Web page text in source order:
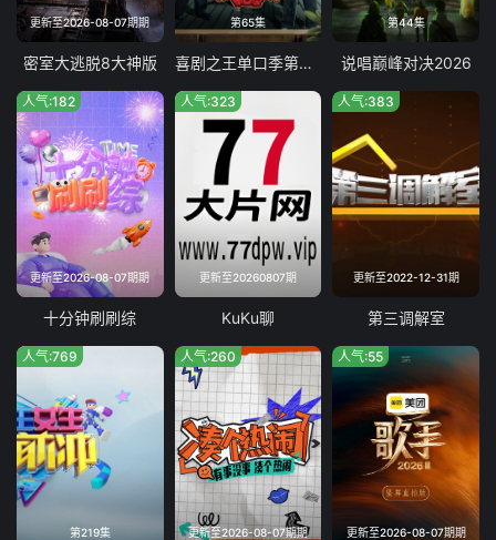
2022-03-26 2022-03-27 2022-03-29
2022-03-30 2022-03-31 2022-04-02
2022-04-04 2022-04-05
2022-04-07 2022-04-08 2022-04-09
2022-04-11 2022-04-12 2022-04-13 2022-04-14
2022-04-15 2022-04-16
2022-04-19 2022-04-20 2022-04-22
2022-04-23 2022-04-24 2022-04-26
2022-04-28 2022-04-29
2022-05-01 2022-05-02 2022-05-03 2022-05-04
2022-05-05 2022-05-06
2022-05-11 2022-05-12
更新至2026-08-07期期
密室大逃脱8大神版
第65集
喜剧之王单口季第三季
第44集
说唱巅峰对决2026
更新至2026-08-07期期
人气:182
十分钟刷刷综
更新至20260807期
人气:323
KuKu聊
更新至2022-12-31期
人气:383
第三调解室
第219集
人气:769
更新至2026-08-07期期
人气:260
更新至2026-08-07期期
人气:55